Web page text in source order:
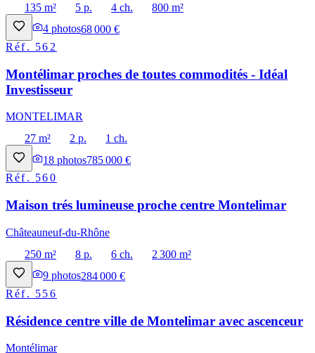
135 m²
5 p. 4 ch.
800 m²
4 photos68 000 €
Réf. 562
Montélimar proches de toutes commodités - Idéal
Investisseur
MONTELIMAR
27 m²
2 p.
1 ch.
18 photos785 000 €
Réf. 560
Maison trés lumineuse proche centre Montelimar
Châteauneuf-du-Rhône
250 m²
8 p. 6 ch.
2 300 m²
9 photos284 000 €
Réf. 556
Résidence centre ville de Montelimar avec ascenceur
Montélimar